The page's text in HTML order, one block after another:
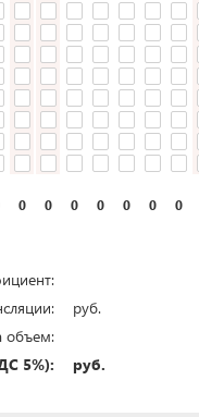
0 0 0 0 0 0 0
руб.
объем:
5%):
руб.